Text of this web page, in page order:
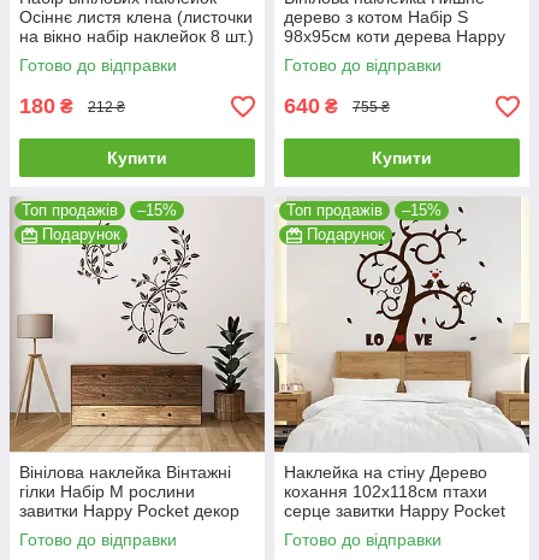
Осіннє листя клена (листочки
на вікно набір наклейок 8 шт.)
матова Коричневий
Готово до відправки
180 ₴ 212 ₴
Купити
дерево з котом Набір S
98х95см коти дерева Happy
Pocket Чорний матовий HP-
061S-070M
Готово до відправки
640 ₴ 755 ₴
Купити
Топ продажів
–15%
Подарунок
Вінілова наклейка Вінтажні
гілки Набір М рослини
завитки Happy Pocket декор
матова Коричневий
Готово до відправки
Топ продажів
–15%
Подарунок
Наклейка на стіну Дерево
кохання 102х118см птахи
серце завитки Happy Pocket
Коричневий матовий HP-60-
800/30M
Готово до відправки